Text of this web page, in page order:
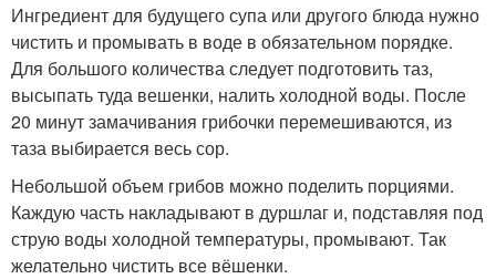
Ингредиент для будущего супа или другого блюда нужно
чистить и промывать в воде в обязательном порядке.
Для большого количества следует подготовить таз,
высыпать туда вешенки, налить холодной воды. После
20 минут замачивания грибочки перемешиваются, из
таза выбирается весь сор.
Небольшой объем грибов можно поделить порциями.
Каждую часть накладывают в дуршлаг и, подставляя под
струю воды холодной температуры, промывают. Так
желательно чистить все вёшенки.